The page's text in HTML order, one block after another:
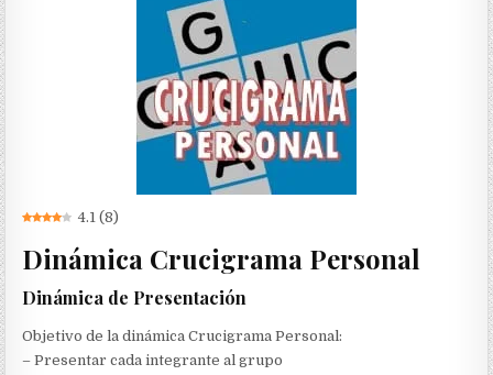
4.1 (8)
Dinámica Crucigrama Personal
Dinámica de Presentación
Objetivo de la dinámica Crucigrama Personal:
– Presentar cada integrante al grupo